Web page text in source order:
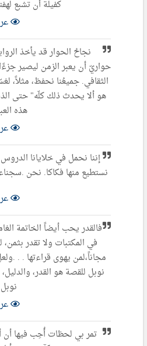
كفيلة أن تشبع
نجاحُ الحوار قد يأخذ
حواريّ أن يعبر الزمن ليصير
الثقافي. جميعُنا نحفظ، مثلاً،
هو ألا يحدث ذلك كلّه" حتى
هذه
إننا نحمل في خلايانا الدروس
نستطيع منها فكاكا. نحن .سجناء
فالقدر يحب أيضاً الخاتمة
في المكتبات ولا تقدر
مجاناً،لمن يهوى قراءتها . .
نوبل للقصة هو القدر،
نوبل
تمر بي لحظات أُحِب فيها